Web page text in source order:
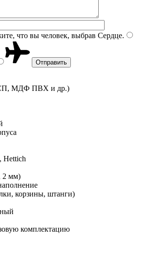
что вы человек, выбрав Сердце.
МДФ ПВХ и др.)
Hettich
2 мм)
корзины, штанги)
комплектацию